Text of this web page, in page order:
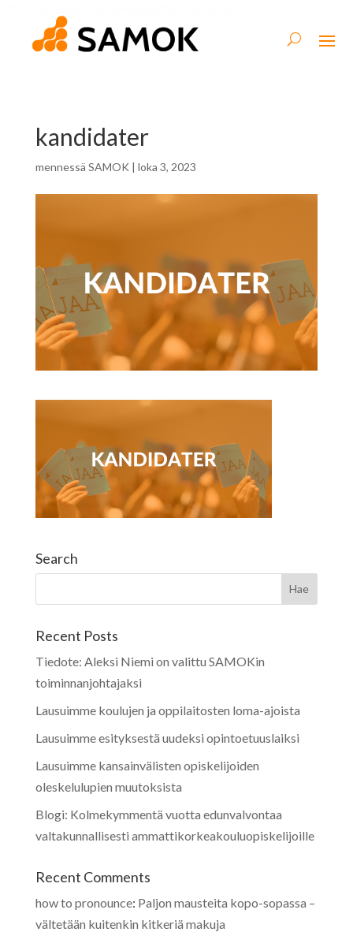
kandidater
mennessä SAMOK | loka 3, 2023
Search
Recent Posts
Tiedote: Aleksi Niemi on valittu SAMOKin
toiminnanjohtajaksi
Lausuimme koulujen ja oppilaitosten loma-ajoista
Lausuimme esityksestä uudeksi opintoetuuslaiksi
Lausuimme kansainvälisten opiskelijoiden
oleskelulupien muutoksista
Blogi: Kolmekymmentä vuotta edunvalvontaa
valtakunnallisesti ammattikorkeakouluopiskelijoille
Recent Comments
how to pronounce: Paljon mausteita kopo-sopassa –
vältetään kuitenkin kitkeriä makuja